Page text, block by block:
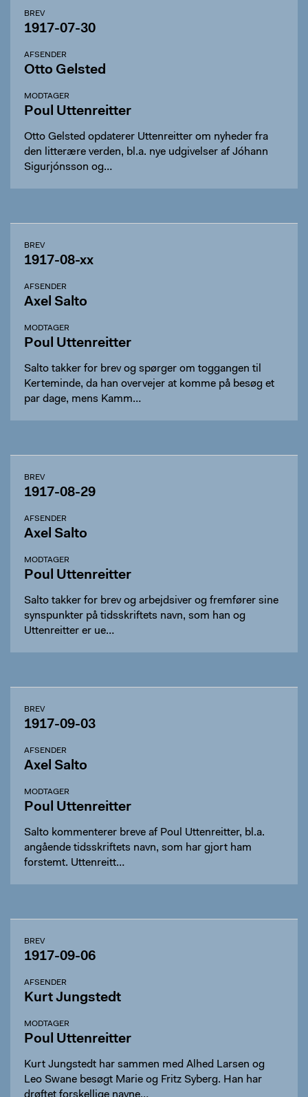
BREV
1917-07-30
AFSENDER
Otto Gelsted
MODTAGER
Poul Uttenreitter
Otto Gelsted opdaterer Uttenreitter om nyheder fra
den litterære verden, bl.a. nye udgivelser af Jóhann
Sigurjónsson og…
BREV
1917-08-xx
AFSENDER
Axel Salto
MODTAGER
Poul Uttenreitter
Salto takker for brev og spørger om toggangen til
Kerteminde, da han overvejer at komme på besøg et
par dage, mens Kamm…
BREV
1917-08-29
AFSENDER
Axel Salto
MODTAGER
Poul Uttenreitter
Salto takker for brev og arbejdsiver og fremfører sine
synspunkter på tidsskriftets navn, som han og
Uttenreitter er ue…
BREV
1917-09-03
AFSENDER
Axel Salto
MODTAGER
Poul Uttenreitter
Salto kommenterer breve af Poul Uttenreitter, bl.a.
angående tidsskriftets navn, som har gjort ham
forstemt. Uttenreitt…
BREV
1917-09-06
AFSENDER
Kurt Jungstedt
MODTAGER
Poul Uttenreitter
Kurt Jungstedt har sammen med Alhed Larsen og
Leo Swane besøgt Marie og Fritz Syberg. Han har